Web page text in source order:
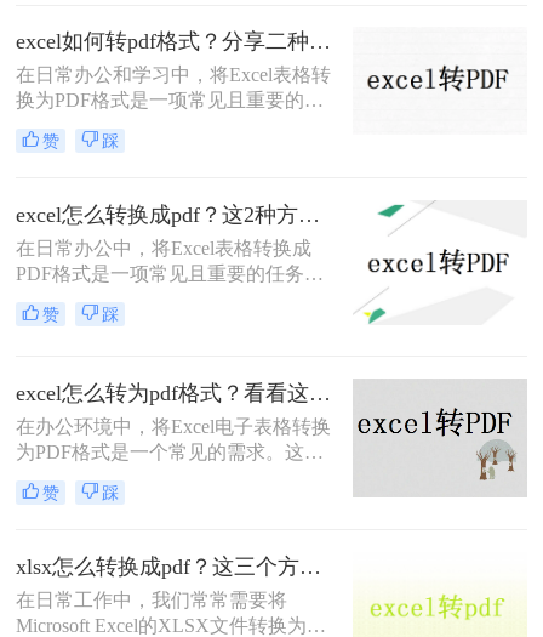
excel如何转pdf格式？分享二种实用又高效的方法!
在日常办公和学习中，将Excel表格转
换为PDF格式是一项常见且重要的操
作。PDF格式因其高度的兼容性和稳
定性，能够确保表格在不同设备和操
么excel如何转pdf格式呢？本文将介绍
两种将Excel转PDF的方法。
赞 踩
excel怎么转换成pdf？这2种方法教你轻松转换！
在日常办公中，将Excel表格转换成
PDF格式是一项常见且重要的任务。
PDF格式具有跨平台、不易被篡改的
特点，非常适合用于分享、归档和打
法。
赞 踩
excel怎么转为pdf格式？看看这2个简单方法！
在办公环境中，将Excel电子表格转换
为PDF格式是一个常见的需求。这样
做不仅能够确保文件的布局和格式在
不同设备上保持一致，还能防止接收
excel怎么转为pdf格式呢？本文将详细
介绍两种不同的工具和方法，帮助您
轻松实现Excel到PDF的转换。
赞 踩
xlsx怎么转换成pdf？这三个方法让你快速操作!！
在日常工作中，我们常常需要将
Microsoft Excel的XLSX文件转换为